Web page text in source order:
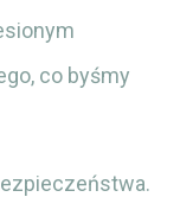
co byśmy